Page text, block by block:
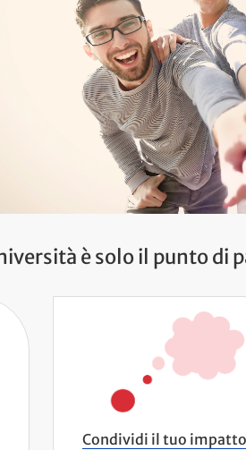
è solo il punto di
Condividi il tuo impatto